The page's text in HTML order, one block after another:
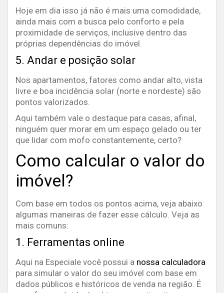
Hoje em dia isso já não é mais uma comodidade,
ainda mais com a busca pelo conforto e pela
proximidade de serviços, inclusive dentro das
próprias dependências do imóvel.
5. Andar e posição solar
Nos apartamentos, fatores como andar alto, vista
livre e boa incidência solar (norte e nordeste) são
pontos valorizados.
Aqui também vale o destaque para casas, afinal,
ninguém quer morar em um espaço gelado ou ter
que lidar com mofo constantemente, certo?
Como calcular o valor do
imóvel?
Com base em todos os pontos acima, veja abaixo
algumas maneiras de fazer esse cálculo. Veja as
mais comuns:
1. Ferramentas online
Aqui na Especiale você possui a nossa calculadora
para simular o valor do seu imóvel com base em
dados públicos e históricos de venda na região. É